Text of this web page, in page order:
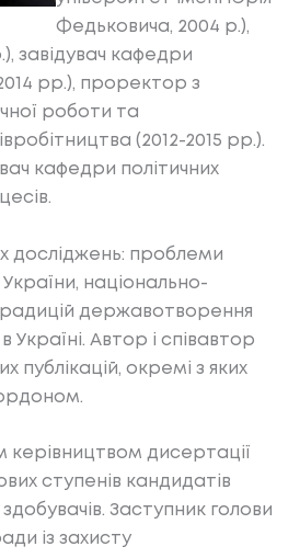
Федьковича, 2004 р.),
завідувач кафедри
2014 рр.), проректор з
роботи та
(2012-2015 рр.).
кафедри політичних
досліджень: проблеми
України, національно-
державотворення
Україні. Автор і співавтор
публікацій, окремі з яких
керівництвом дисертації
ступенів кандидатів
Заступник голови
із захисту